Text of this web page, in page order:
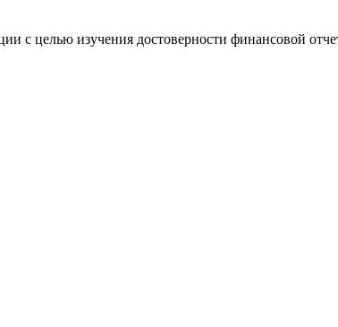
с целью изучения достоверности финансовой